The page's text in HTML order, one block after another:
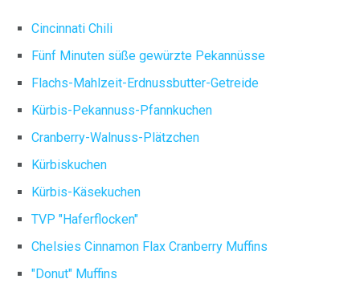
Cincinnati Chili
Fünf Minuten süße gewürzte Pekannüsse
Flachs-Mahlzeit-Erdnussbutter-Getreide
Kürbis-Pekannuss-Pfannkuchen
Cranberry-Walnuss-Plätzchen
Kürbiskuchen
Kürbis-Käsekuchen
TVP "Haferflocken"
Chelsies Cinnamon Flax Cranberry Muffins
"Donut" Muffins